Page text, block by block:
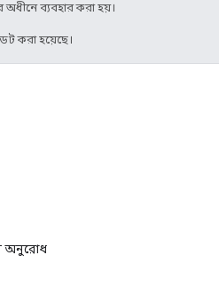
অধীনে ব্যবহার করা হয়।
করা হয়েছে।
অনুরোধ